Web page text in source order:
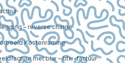
– reverse charge
Kostenraming
met btw – btw-factuur